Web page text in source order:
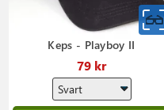
Keps - Playboy II
79 kr